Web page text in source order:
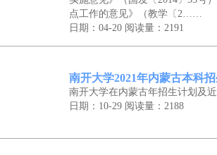
点工作的意见》（教学〔2……
日期：04-20 阅读量：2191
南开大学2021年内蒙古本科
南开大学在内蒙古年招生计划及
日期：10-29 阅读量：2188